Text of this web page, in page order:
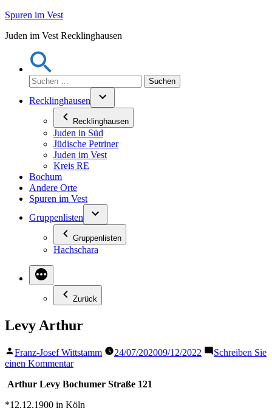
Zum
springen
Spuren im Vest
Juden im Vest Recklinghausen
Suchen
nach:
Recklinghausen
Recklinghausen
Juden in Süd
Jüdische Petriner
Juden im Vest
Kreis RE
Bochum
Andere Orte
Spuren im Vest
Gruppenlisten
Gruppenlisten
Hachschara
Zurück
Levy Arthur
Veröffentlicht
von
Franz-Josef Wittstamm 24/07/202009/12/2022
Schreiben Sie
einen Kommentarzu
Arthur
Arthur Levy Bochumer Straße 121
*12.12.1900 in Köln